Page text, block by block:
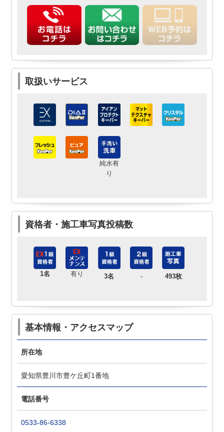
取扱いサービス
純水有
り
資格者・施工車写真投稿数
1名 有り 3名 - 493枚
基本情報・アクセスマップ
所在地
愛知県豊川市豊ケ丘町1番地
電話番号
0533-86-6338